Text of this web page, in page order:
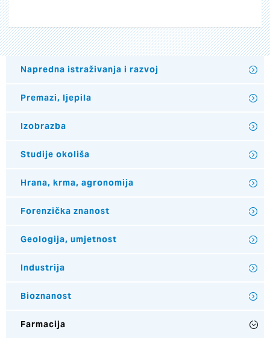
Napredna istraživanja i razvoj
Premazi, ljepila
Izobrazba
Studije okoliša
Hrana, krma, agronomija
Forenzička znanost
Geologija, umjetnost
Industrija
Bioznanost
Farmacija